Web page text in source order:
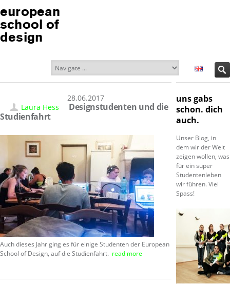
european
school of
design
28.06.2017
Laura Hess
Designstudenten und die
Studienfahrt
Auch dieses Jahr ging es für einige Studenten der European
School of Design, auf die Studienfahrt. read more
uns gabs
schon. dich
auch.
Unser Blog, in
dem wir der Welt
zeigen wollen, was
für ein super
Studentenleben
wir führen. Viel
Spass!